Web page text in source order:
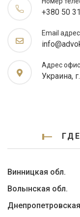
+380 50
Email адрес
Адрес
Украина,
Винницкая обл.
Волынская обл.